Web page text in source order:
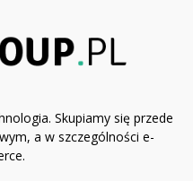
Skupiamy się przede
a w szczególności e-